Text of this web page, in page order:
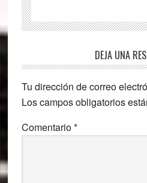
Interacciones
con
los
lectores
DEJA UNA
Tu dirección de correo
Los campos obligatorios
Comentario*